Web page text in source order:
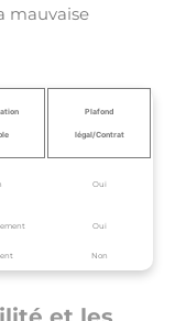
mauvaise
Plafond
légal/Contrat
Oui
Oui
Non